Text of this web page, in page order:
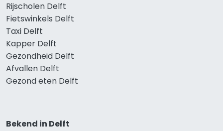
Rijscholen Delft
Fietswinkels Delft
Taxi Delft
Kapper Delft
Gezondheid Delft
Afvallen Delft
Gezond eten Delft
Bekend in Delft